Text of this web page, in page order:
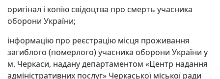
оригінал і копію свідоцтва про смерть учасника
оборони України;
інформацію про реєстрацію місця проживання
загиблого (померлого) учасника оборони України у
м. Черкаси, надану департаментом «Центр надання
адміністративних послуг» Черкаської міської ради